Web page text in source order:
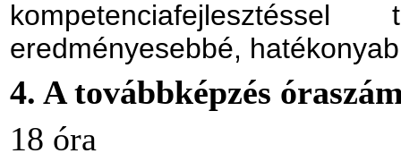
eredményesebbé,
4. A továbbképzés
18 óra